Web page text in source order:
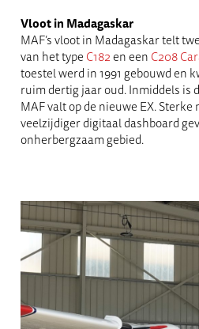
Vlootin Madagaskar
MAF’svlootin Madagaskar telt
van het type C182en een C208
toestelwerd in 1991 gebouwd en
ruim dertig jaar oud. Inmiddels is
MAFvalt op de nieuwe EX.
veelzijdigerdigitaal dashboard
onherbergzaam gebied.